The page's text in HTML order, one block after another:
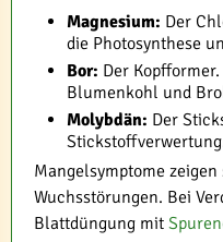
Magnesium: Der
die Photosynthese
Bor: Der
Blumenkohl und
Molybdän: Der
Mangelsymptome
Wuchsstörungen. Bei
Blattdüngung mit